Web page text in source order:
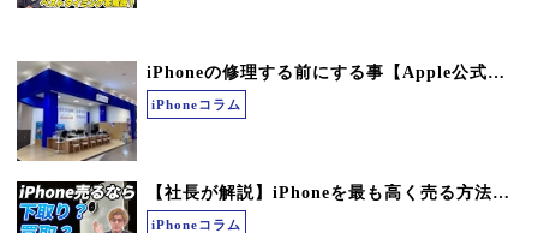
iPhoneの修理する前にする事【Apple公式の修理準備とまちスマの違い】
iPhoneコラム
【社長が解説】iPhoneを最も高く売る方法！下取りと買取、どちらがお得か徹底比較
iPhoneコラム